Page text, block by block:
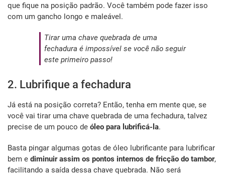
que fique na posição padrão. Você também pode fazer isso
com um gancho longo e maleável.
Tirar uma chave quebrada de uma
fechadura é impossível se você não seguir
este primeiro passo!
2. Lubrifique a fechadura
Já está na posição correta? Então, tenha em mente que, se
você vai tirar uma chave quebrada de uma fechadura, talvez
precise de um pouco de óleo para lubrificá-la.
Basta pingar algumas gotas de óleo lubrificante para lubrificar
bem e diminuir assim os pontos internos de fricção do tambor,
facilitando a saída dessa chave quebrada. Não será